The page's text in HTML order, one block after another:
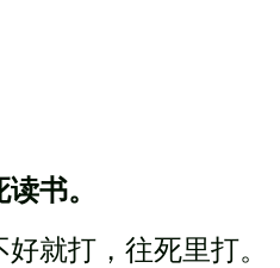
书。
就打，往死里打。